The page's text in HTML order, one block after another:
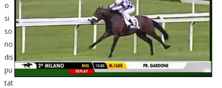
o
si
so
no
dis
pu
tat